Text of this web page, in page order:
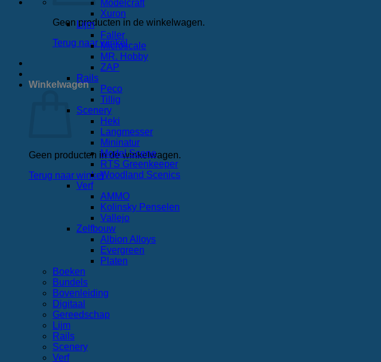
Geen producten in de winkelwagen.
Terug naar winkel
Winkelwagen
Geen producten in de winkelwagen.
Terug naar winkel
Modelcraft
Xuron
Lijm
Faller
Microscale
MR. Hobby
ZAP
Rails
Peco
Tillig
Scenery
Heki
Langmesser
Mininatur
Model Scene
RTS Greenkeeper
Woodland Scenics
Verf
AMMO
Kolinsky Penselen
Vallejo
Zelfbouw
Albion Alloys
Evergreen
Platen
Boeken
Bundels
Bovenleiding
Digitaal
Gereedschap
Lijm
Rails
Scenery
Verf